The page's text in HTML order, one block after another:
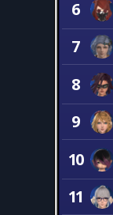
6
7
8
9
10
11